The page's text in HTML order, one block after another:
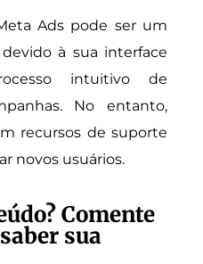
Ads pode ser um
à sua interface
intuitivo de
No entanto,
recursos de suporte
novos usuários.
Comente
sua